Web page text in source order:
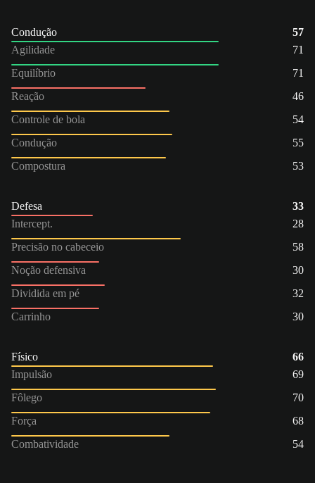
Condução
57
Agilidade
71
Equilíbrio
71
Reação
46
Controle de bola
54
Condução
55
Compostura
53
Defesa
33
Intercept.
28
Precisão no cabeceio
58
Noção defensiva
30
Dividida em pé
32
Carrinho
30
Físico
66
Impulsão
69
Fôlego
70
Força
68
Combatividade
54